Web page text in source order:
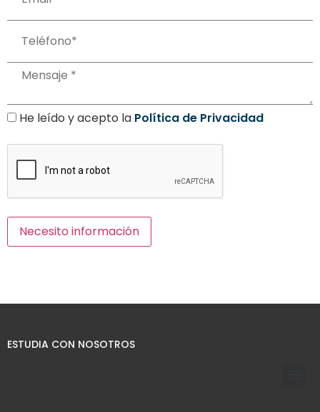
He leído y acepto la Política de Privacidad
ESTUDIA CON NOSOTROS